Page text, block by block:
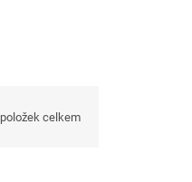
položek celkem